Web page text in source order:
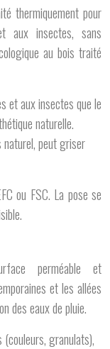
thermiquement pour
aux insectes, sans
au bois traité
et aux insectes que le
naturelle.
naturel, peut griser
ou FSC. La pose se
perméable et
et les allées
des eaux de pluie.
granulats),